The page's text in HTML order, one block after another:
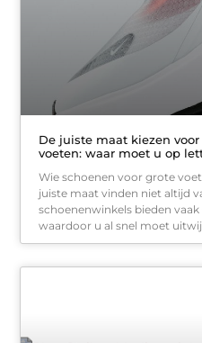
De juiste maat kiezen
voeten: waar moet u op
Wie schoenen voor grote
juiste maat vinden niet altijd
schoenenwinkels bieden
waardoor u al snel moet